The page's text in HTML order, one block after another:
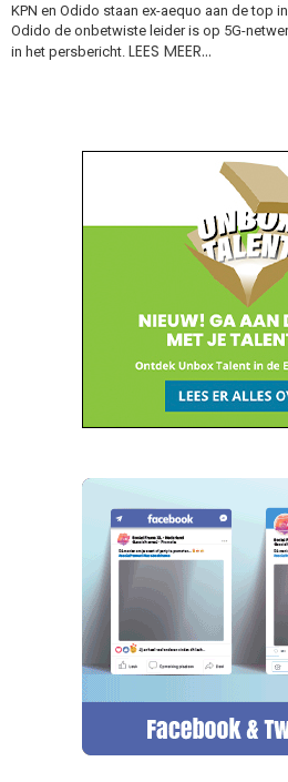
KPN en Odido staan ex-aequo aan de top
Odido de onbetwiste leider is op 5G-
in het persbericht. LEES MEER…